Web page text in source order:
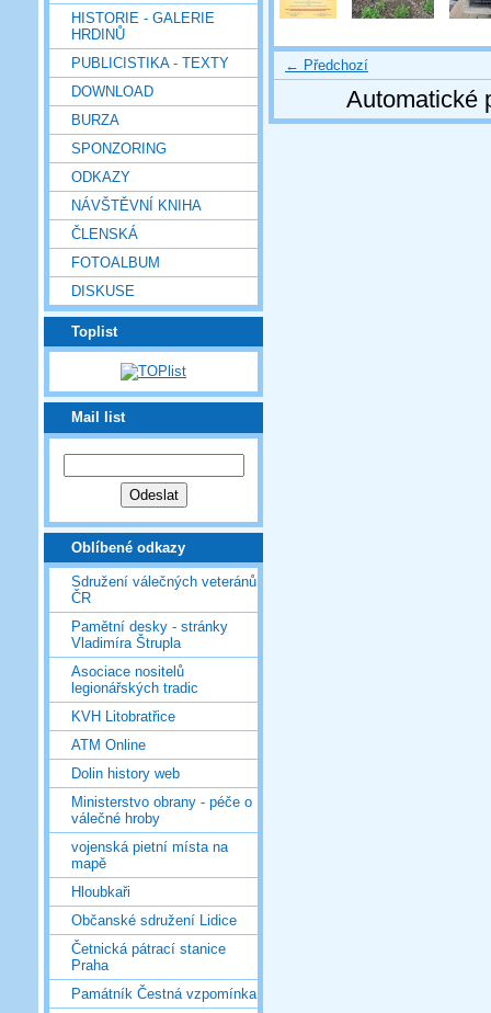
HISTORIE - GALERIE
HRDINŮ
PUBLICISTIKA - TEXTY
DOWNLOAD
BURZA
SPONZORING
ODKAZY
NÁVŠTĚVNÍ KNIHA
ČLENSKÁ
FOTOALBUM
DISKUSE
Toplist
Mail list
Oblíbené odkazy
Sdružení válečných veteránů
ČR
Pamětní desky - stránky
Vladimíra Štrupla
Asociace nositelů
legionářských tradic
KVH Litobratřice
ATM Online
Dolin history web
Ministerstvo obrany - péče o
válečné hroby
vojenská pietní místa na
mapě
Hloubkaři
Občanské sdružení Lidice
Četnická pátrací stanice
Praha
Památník Čestná vzpomínka
← Předchozí
Automatické